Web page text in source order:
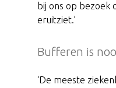
bij ons op bezoek
eruitziet.’
Bufferen is
‘De meeste